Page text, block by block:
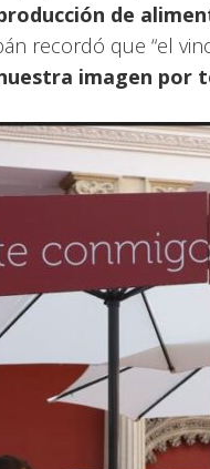
de
recordó que “el
imagen por